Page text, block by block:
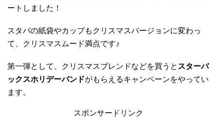
ートしました！
スタバの紙袋やカップもクリスマスバージョンに変わっ
て、クリスマスムード満点です♪
第一弾として、クリスマスブレンドなどを買うと スターバ
ックスホリデーバンドがもらえるキャンペーンをやってい
ます。
スポンサードリンク